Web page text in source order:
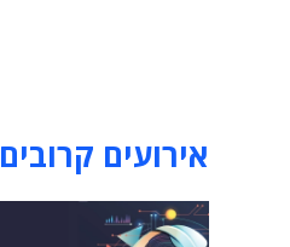
אירועים קרובים